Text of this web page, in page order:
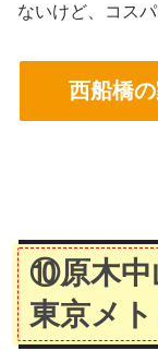
ないけど、コス
西船橋
⑩原木中
東京メト